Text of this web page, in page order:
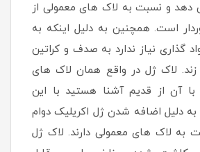
دهد و نسبت به لاک های معمولی از
است. همچنین به دلیل اینکه به
گذاری نیاز ندارد به صدف و کراتین
لاک ژل در واقع همان لاک های
آن از قدیم آشنا هستید با این
دلیل اضافه شدن ژل اکریلیک دوام
به لاک های معمولی دارند. لاک ژل